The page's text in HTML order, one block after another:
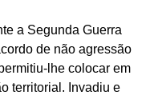
a Segunda Guerra
de não agressão
lhe colocar em
territorial. Invadiu e